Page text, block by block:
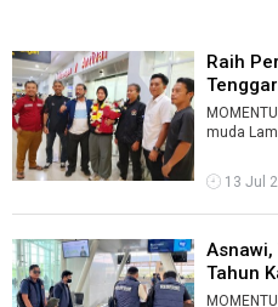
Raih
Lam ...
muda
13 Jul
Asnawi,
Tahun
Lampun